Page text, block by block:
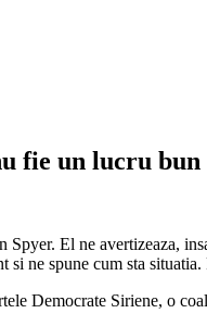
fie un lucru bun
El ne avertizeaza,
ne spune cum sta
Democrate Siriene, o